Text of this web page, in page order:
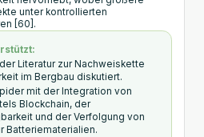
unter kontrollierten
[60].
Literatur zur Nachweiskette
im Bergbau diskutiert.
mit der Integration von
Blockchain, der
und der Verfolgung von
Batteriematerialien.